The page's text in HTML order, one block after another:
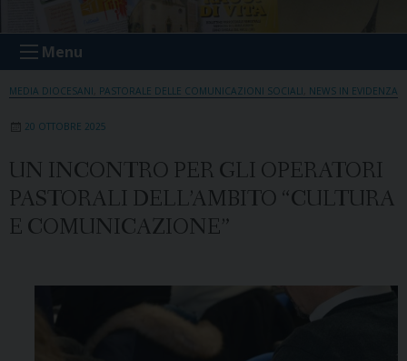
Menu
MEDIA DIOCESANI PASTORALE DELLE COMUNICAZIONI SOCIALI NEWS IN EVIDENZA
20 OTTOBRE 2025
UN INCONTRO PER GLI OPERATORI
PASTORALI DELL’AMBITO “CULTURA
E COMUNICAZIONE”